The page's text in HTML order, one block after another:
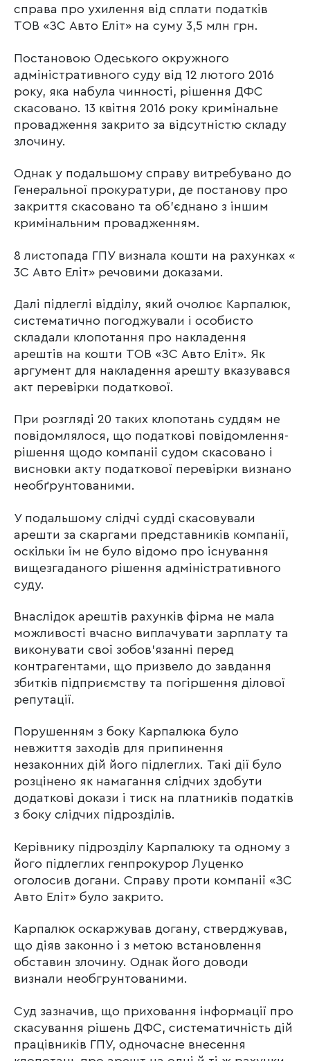
справа про ухилення від сплати податків
ТОВ «ЗС Авто Еліт» на суму 3,5 млн грн.
Постановою Одеського окружного
адміністративного суду від 12 лютого 2016
року, яка набула чинності, рішення ДФС
скасовано. 13 квітня 2016 року кримінальне
провадження закрито за відсутністю складу
злочину.
Однак у подальшому справу витребувано до
Генеральної прокуратури, де постанову про
закриття скасовано та об’єднано з іншим
кримінальним провадженням.
8 листопада ГПУ визнала кошти на рахунках «
3С Авто Еліт» речовими доказами.
Далі підлеглі відділу, який очолює Карпалюк,
систематично погоджували і особисто
складали клопотання про накладення
арештів на кошти ТОВ «ЗС Авто Еліт». Як
аргумент для накладення арешту вказувався
акт перевірки податкової.
При розгляді 20 таких клопотань суддям не
повідомлялося, що податкові повідомлення-
рішення щодо компанії судом скасовано і
висновки акту податкової перевірки визнано
необґрунтованими.
У подальшому слідчі судді скасовували
арешти за скаргами представників компанії,
оскільки їм не було відомо про існування
вищезгаданого рішення адміністративного
суду.
Внаслідок арештів рахунків фірма не мала
можливості вчасно виплачувати зарплату та
виконувати свої зобов’язанні перед
контрагентами, що призвело до завдання
збитків підприємству та погіршення ділової
репутації.
Порушенням з боку Карпалюка було
невжиття заходів для припинення
незаконних дій його підлеглих. Такі дії було
розцінено як намагання слідчих здобути
додаткові докази і тиск на платників податків
з боку слідчих підрозділів.
Керівнику підрозділу Карпалюку та одному з
його підлеглих генпрокурор Луценко
оголосив догани. Справу проти компанії «ЗС
Авто Еліт» було закрито.
Карпалюк оскаржував догану, стверджував,
що діяв законно і з метою встановлення
обставин злочину. Однак його доводи
визнали необгрунтованими.
Суд зазначив, що приховання інформації про
скасування рішень ДФС, систематичність дій
працівників ГПУ, одночасне внесення